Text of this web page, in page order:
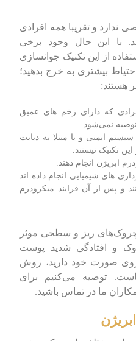
ندارد و تقریبا همه افرادی
با این حال وجود برخی
از این تکنیک جوانسازی
بیشتری به خرج بدهید؛
هستند:
که دارای زخم های عمیق
توصیه نمی‌شود.
ایمنی و یا مبتلا به دیابت
تکنیک نیستند.
ابریژن انجام دهند.
های شیمیایی انجام داده اند
بمانند و پس از آن فرایند میکرودرم
چروک‌های ریز و سطحی موثر
و افتادگی شدید پوست
صورت خود دارید، روش
توصیه می‌کنیم برای
ما در تماس باشید.